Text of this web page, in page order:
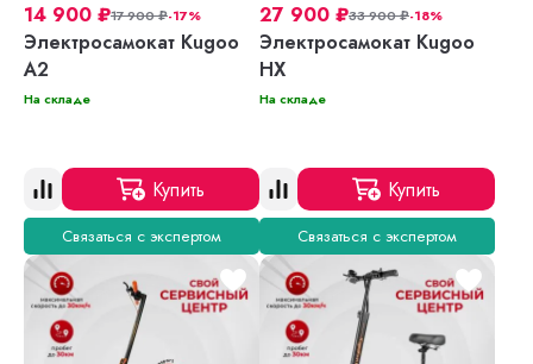
14 900 ₽17 900₽-17%
Электросамокат Kugoo
A2
На складе
Купить
Связаться с экспертом
27 900 ₽33 900₽-18%
Электросамокат Kugoo
HX
На складе
Купить
Связаться с экспертом